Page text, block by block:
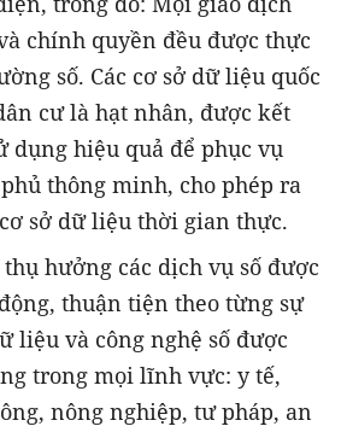
chính quyền đều được thực
số. Các cơ sở dữ liệu quốc
cư là hạt nhân, được kết
dụng hiệu quả để phục vụ
thông minh, cho phép ra
sở dữ liệu thời gian thực.
hưởng các dịch vụ số được
thuận tiện theo từng sự
liệu và công nghệ số được
trong mọi lĩnh vực: y tế,
nông nghiệp, tư pháp, an